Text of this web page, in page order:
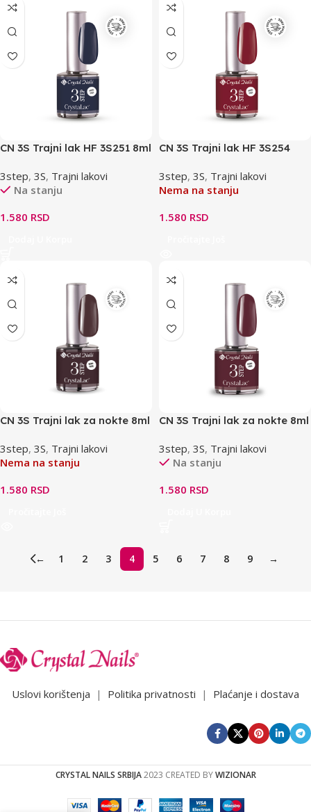
CN 3S Trajni lak HF 3S251 8ml
3step, 3S, Trajni lakovi
Na stanju
1.580 RSD
CN 3S Trajni lak HF 3S254
3step, 3S, Trajni lakovi
Nema na stanju
1.580 RSD
CN 3S Trajni lak za nokte 8ml
3step, 3S, Trajni lakovi
Nema na stanju
1.580 RSD
CN 3S Trajni lak za nokte 8ml
3step, 3S, Trajni lakovi
Na stanju
1.580 RSD
← 1 2 3 4 5 6 7 8 9 →
Uslovi korištenja | Politika privatnosti | Plaćanje i dostava
CRYSTAL NAILS SRBIJA 2023 CREATED BYWIZIONAR